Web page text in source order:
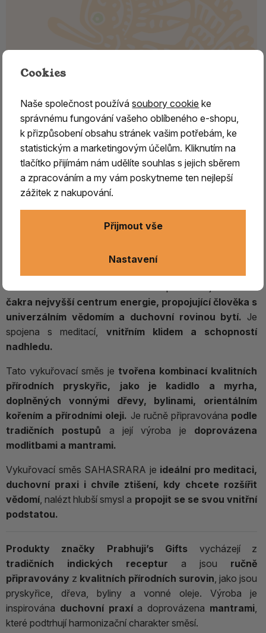
Vykuřovací směs SAHASRARA –
korunní čakra (7. čakra)
Vykuřovací směs SAHASRARA – 7. korunní čakra,
vědomí a spiritualita
určené pro harmonizaci sedmé, korunní čakry, která
pochopením sebe sama i světa.
V tradicích hinduismu a buddhismu představuje
čakra nejvyšší centrum energie, propojující člověka s
univerzálním vědomím a duchovní rovinou bytí. Je
spojena s meditací, vnitřním klidem a schopností
nadhledu.
Tato vykuřovací směs je tvořena kombinací kvalitních
přírodních pryskyřic, jako je kadidlo a myrha,
doplněných vonnými dřevy, bylinami, orientálním
kořením a přírodními oleji. Je ručně připravována podle
tradičních postupů a její výroba je doprovázena
modlitbami a mantrami.
Vykuřovací směs SAHASRARA je ideální pro meditaci,
duchovní praxi i chvíle ztišení, kdy chcete rozšířit
vědomí, nalézt hlubší smysl a propojit se se svou vnitřní
podstatou.
Produkty značky Prabhuji’s Gifts vycházejí z
tradičních indických receptur a jsou ručně
připravovány z kvalitních přírodních surovin, jako jsou
pryskyřice, dřeva, byliny a vonné oleje. Výroba je
inspirována duchovní praxía doprovázena mantrami,
které podtrhují harmonizační charakter směsí.
Cookies
Naše společnost používásoubory cookie ke
správnému fungování vašeho oblíbeného e-shopu,
k přizpůsobení obsahu stránek vašim potřebám, ke
statistickým a marketingovým účelům. Kliknutím na
tlačítko přijímám nám udělíte souhlas s jejich sběrem
a zpracováním a my vám poskytneme ten nejlepší
zážitek z nakupování.
Nastavení
Přijmout vše